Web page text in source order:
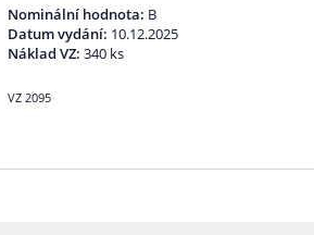
Nominální hodnota: B
Datum vydání: 10.12.2025
Náklad VZ: 340 ks
VZ 2095